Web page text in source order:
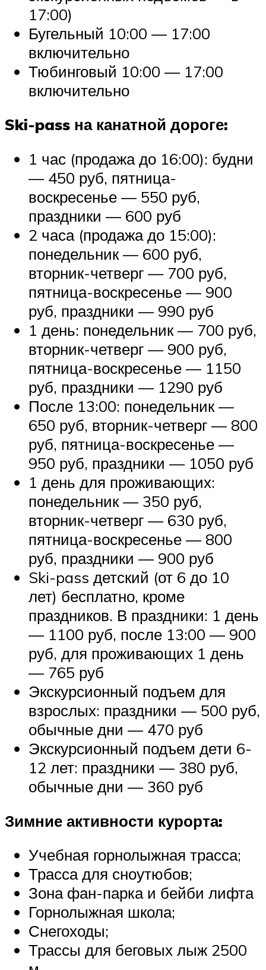
17:00)
Бугельный 10:00 — 17:00
включительно
Тюбинговый 10:00 — 17:00
включительно
Ski-pass на канатной дороге:
1 час (продажа до 16:00): будни
— 450 руб, пятница-
воскресенье — 550 руб,
праздники — 600 руб
2 часа (продажа до 15:00):
понедельник — 600 руб,
вторник-четверг — 700 руб,
пятница-воскресенье — 900
руб, праздники — 990 руб
1 день: понедельник — 700 руб,
вторник-четверг — 900 руб,
пятница-воскресенье — 1150
руб, праздники — 1290 руб
После 13:00: понедельник —
650 руб, вторник-четверг — 800
руб, пятница-воскресенье —
950 руб, праздники — 1050 руб
1 день для проживающих:
понедельник — 350 руб,
вторник-четверг — 630 руб,
пятница-воскресенье — 800
руб, праздники — 900 руб
Ski-pass детский (от 6 до 10
лет) бесплатно, кроме
праздников. В праздники: 1 день
— 1100 руб, после 13:00 — 900
руб, для проживающих 1 день
— 765 руб
Экскурсионный подъем для
взрослых: праздники — 500 руб,
обычные дни — 470 руб
Экскурсионный подъем дети 6-
12 лет: праздники — 380 руб,
обычные дни — 360 руб
Зимние активности курорта:
Учебная горнолыжная трасса;
Трасса для сноутюбов;
Зона фан-парка и бейби лифта
Горнолыжная школа;
Снегоходы;
Трассы для беговых лыж 2500